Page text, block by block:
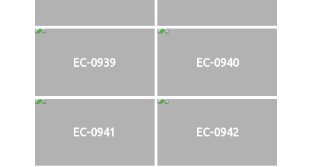
EC-0939 EC-0940
EC-0941 EC-0942